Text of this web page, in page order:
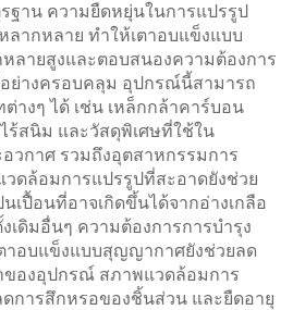
ฐาน ความยืดหยุ่นในการแปรรูป
ากหลาย ทำให้เตาอบแข็งแบบ
ายสูงและตอบสนองความต้องการ
ย่างครอบคลุม อุปกรณ์นี้สามารถ
างๆ ได้ เช่น เหล็กกล้าคาร์บอน
ร้สนิม และวัสดุพิเศษที่ใช้ใน
วกาศ รวมถึงอุตสาหกรรมการ
ดล้อมการแปรรูปที่สะอาดยังช่วย
เปื้อนที่อาจเกิดขึ้นได้จากอ่างเกลือ
เดิมอื่นๆ ความต้องการการบำรุง
าอบแข็งแบบสุญญากาศยังช่วยลด
ของอุปกรณ์ สภาพแวดล้อมการ
การสึกหรอของชิ้นส่วน และยืดอายุ